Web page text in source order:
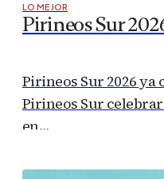
LO MEJOR
Pirineos Sur
Pirineos Sur 2026
Pirineos Sur
en…